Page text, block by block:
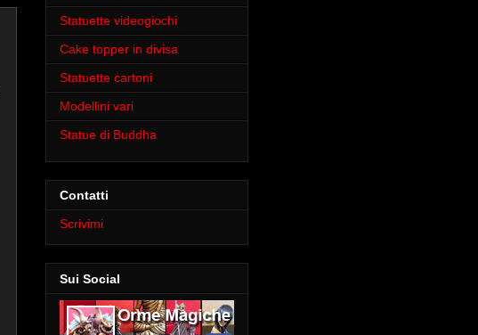
Statuette videogiochi
Cake topper in divisa
Statuette cartoni
Modellini vari
Statue di Buddha
Contatti
Scrivimi
Sui Social